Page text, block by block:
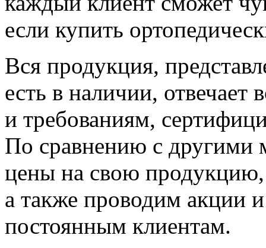
если купить
Вся продукция,
есть в наличии,
и требованиям,
По сравнению с другими
цены на свою продукцию,
а также проводим акции
постоянным клиентам.